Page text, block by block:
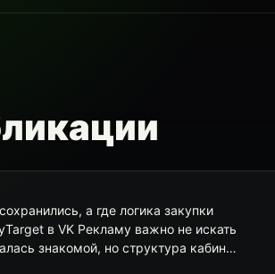
а где логика закупки
в VK Рекламу важно не искать
знакомой, но структура кабин…